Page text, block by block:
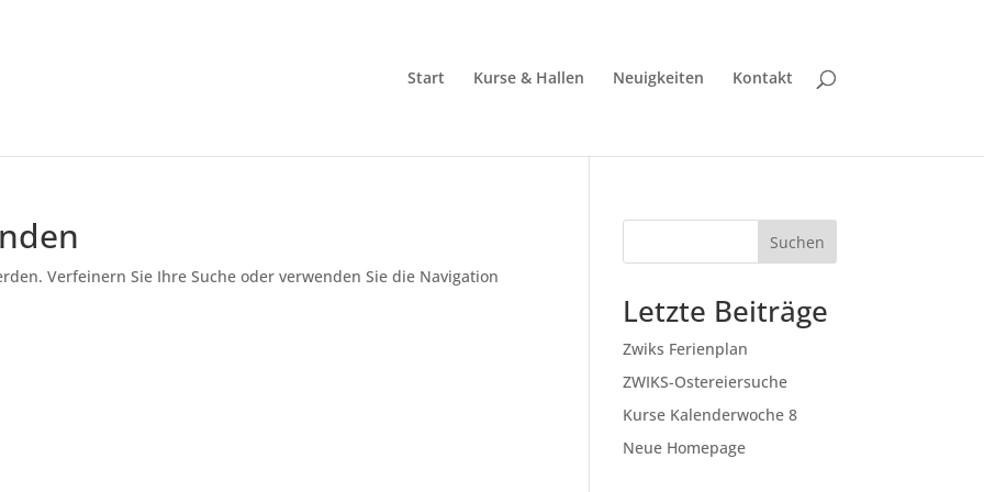
Start Kurse & Hallen Neuigkeiten Kontakt
Verfeinern Sie Ihre Suche oder verwenden Sie die Navigation
Suchen
Letzte Beiträge
Zwiks Ferienplan
ZWIKS-Ostereiersuche
Kurse Kalenderwoche 8
Neue Homepage